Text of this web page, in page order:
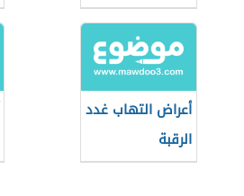
أعراض التهاب غدد
الرقبة